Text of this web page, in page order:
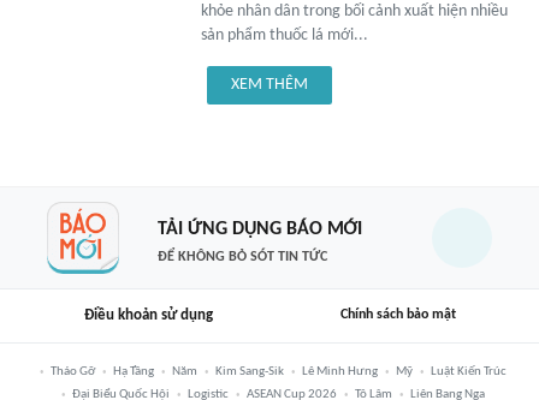
khỏe nhân dân trong bối cảnh xuất hiện nhiều
sản phẩm thuốc lá mới...
XEM THÊM
TẢI ỨNG DỤNG BÁO MỚI
ĐỂ KHÔNG BỎ SÓT TIN TỨC
Điều khoản sử dụng Chính sách bảo mật
Tháo Gỡ Hạ Tầng Năm Kim Sang-Sik Lê Minh Hưng Mỹ
Luật Kiến Trúc
Đại Biểu Quốc Hội
Logistic ASEAN Cup 2026 Tô Lâm Liên Bang Nga